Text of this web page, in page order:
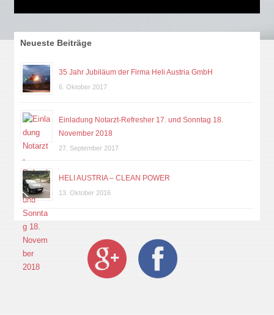
Neueste Beiträge
35 Jahr Jubiläum der Firma Heli Austria GmbH
6. Oktober 2017
Einladung Notarzt-Refresher 17. und Sonntag 18.
November 2018
27. September 2017
HELI AUSTRIA – CLEAN POWER
13. Oktober 2016